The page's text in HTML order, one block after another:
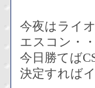
今夜はライ
エスコン・
今日勝てば
決定すれば